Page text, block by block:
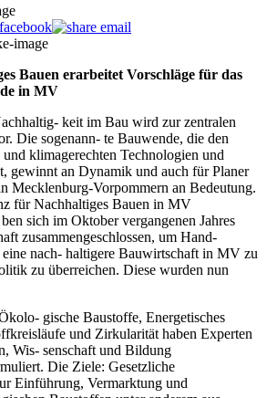
Bauen erarbeitet Vorschläge für das
in MV
keit im Bau wird zur zentralen
Die sogenann- te Bauwende, die den
klimagerechten Technologien und
gewinnt an Dynamik und auch für Planer
Mecklenburg-Vorpommern an Bedeutung.
für Nachhaltiges Bauen in MV
sich im Oktober vergangenen Jahres
zusammengeschlossen, um Hand-
nach- haltigere Bauwirtschaft in MV zu
zu überreichen. Diese wurden nun
gische Baustoffe, Energetisches
und Zirkularität haben Experten
Wis- senschaft und Bildung
Die Ziele: Gesetzliche
Einführung, Vermarktung und